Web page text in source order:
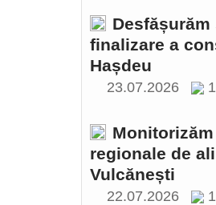
finalizare a
Hașdeu
23.07.2026
regionale de
Vulcănești
22.07.2026